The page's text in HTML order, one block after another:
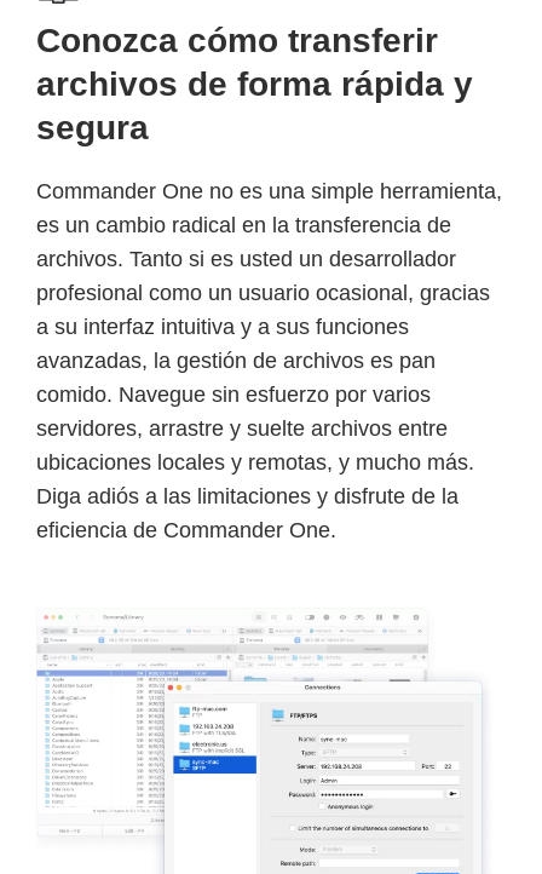
Conozca cómo transferir
archivos de forma rápida y
segura
Commander One no es una simple herramienta,
es un cambio radical en la transferencia de
archivos. Tanto si es usted un desarrollador
profesional como un usuario ocasional, gracias
a su interfaz intuitiva y a sus funciones
avanzadas, la gestión de archivos es pan
comido. Navegue sin esfuerzo por varios
servidores, arrastre y suelte archivos entre
ubicaciones locales y remotas, y mucho más.
Diga adiós a las limitaciones y disfrute de la
eficiencia de Commander One.